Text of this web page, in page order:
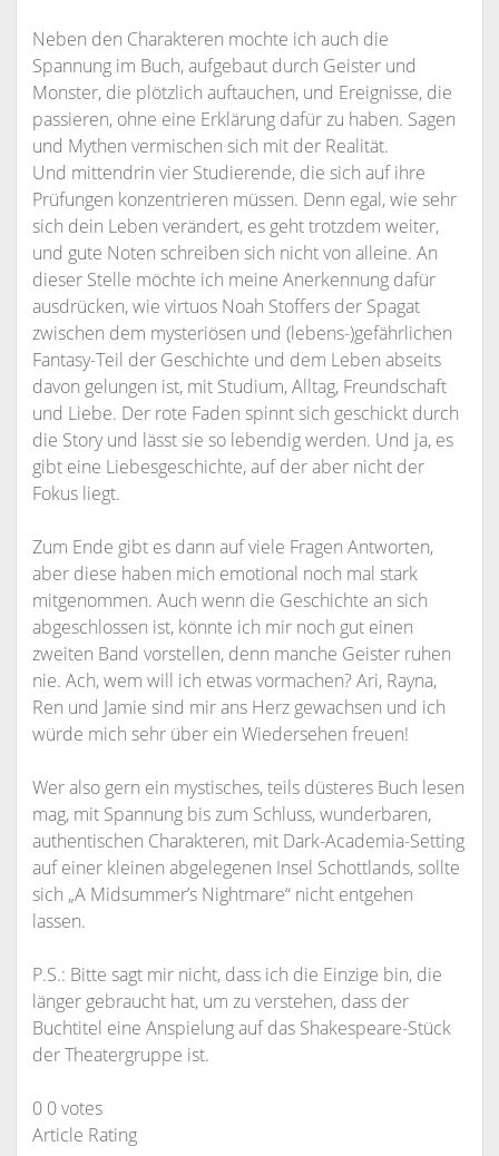
Neben den Charakteren mochte ich auch die
Spannung im Buch, aufgebaut durch Geister und
Monster, die plötzlich auftauchen, und Ereignisse, die
passieren, ohne eine Erklärung dafür zu haben. Sagen
und Mythen vermischen sich mit der Realität.
Und mittendrin vier Studierende, die sich auf ihre
Prüfungen konzentrieren müssen. Denn egal, wie sehr
sich dein Leben verändert, es geht trotzdem weiter,
und gute Noten schreiben sich nicht von alleine. An
dieser Stelle möchte ich meine Anerkennung dafür
ausdrücken, wie virtuos Noah Stoffers der Spagat
zwischen dem mysteriösen und (lebens-)gefährlichen
Fantasy-Teil der Geschichte und dem Leben abseits
davon gelungen ist, mit Studium, Alltag, Freundschaft
und Liebe. Der rote Faden spinnt sich geschickt durch
die Story und lässt sie so lebendig werden. Und ja, es
gibt eine Liebesgeschichte, auf der aber nicht der
Fokus liegt.
Zum Ende gibt es dann auf viele Fragen Antworten,
aber diese haben mich emotional noch mal stark
mitgenommen. Auch wenn die Geschichte an sich
abgeschlossen ist, könnte ich mir noch gut einen
zweiten Band vorstellen, denn manche Geister ruhen
nie. Ach, wem will ich etwas vormachen? Ari, Rayna,
Ren und Jamie sind mir ans Herz gewachsen und ich
würde mich sehr über ein Wiedersehen freuen!
Wer also gern ein mystisches, teils düsteres Buch lesen
mag, mit Spannung bis zum Schluss, wunderbaren,
authentischen Charakteren, mit Dark-Academia-Setting
auf einer kleinen abgelegenen Insel Schottlands, sollte
sich „A Midsummer’s Nightmare“ nicht entgehen
lassen.
P.S.: Bitte sagt mir nicht, dass ich die Einzige bin, die
länger gebraucht hat, um zu verstehen, dass der
Buchtitel eine Anspielung auf das Shakespeare-Stück
der Theatergruppe ist.
0 0votes
Article Rating